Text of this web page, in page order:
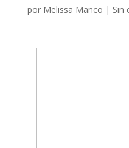
por Melissa Manco | Sin